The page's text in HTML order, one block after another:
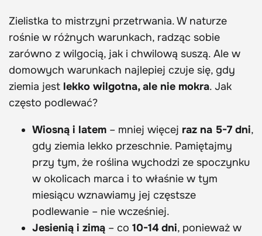
Zielistka to mistrzyni przetrwania. W naturze
rośnie w różnych warunkach, radząc sobie
zarówno z wilgocią, jak i chwilową suszą. Ale w
domowych warunkach najlepiej czuje się, gdy
ziemia jest lekko wilgotna, ale nie mokra. Jak
często podlewać?
Wiosną i latem – mniej więcej raz na 5-7 dni,
gdy ziemia lekko przeschnie. Pamiętajmy
przy tym, że roślina wychodzi ze spoczynku
w okolicach marca i to właśnie w tym
miesiącu wznawiamy jej częstsze
podlewanie – nie wcześniej.
Jesienią i zimą – co 10-14 dni, ponieważ w